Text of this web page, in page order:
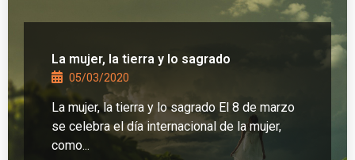
La mujer, la tierra y lo sagrado
05/03/2020
La mujer, la tierra y lo sagrado El 8 de marzo
se celebra el día internacional de la mujer,
como...